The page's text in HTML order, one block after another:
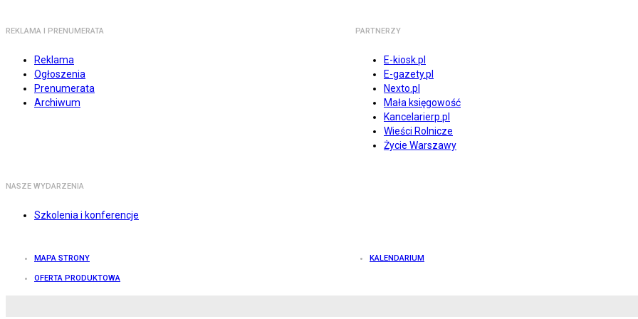
REKLAMA I PRENUMERATA
Reklama
Ogłoszenia
Prenumerata
Archiwum
PARTNERZY
E-kiosk.pl
E-gazety.pl
Nexto.pl
Mała księgowość
Kancelarierp.pl
Wieści Rolnicze
Życie Warszawy
NASZE WYDARZENIA
Szkolenia i konferencje
MAPA STRONY KALENDARIUM
OFERTA PRODUKTOWA